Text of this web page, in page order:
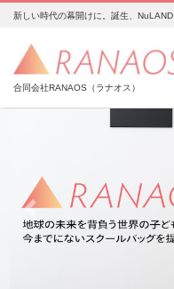
新しい時代の幕開けに。誕生、NuLAND
合同会社RANAOS（ラナオス）
Previous